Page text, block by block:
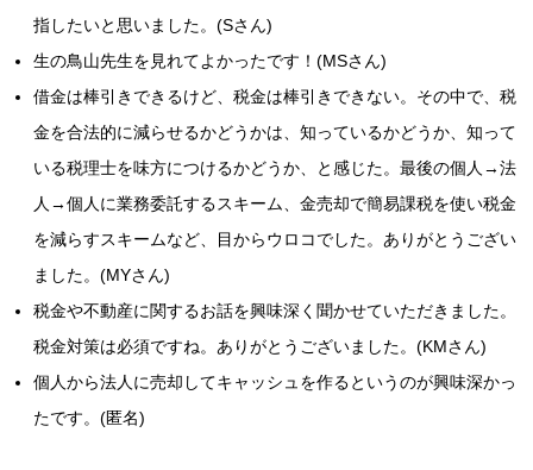
指したいと思いました。(Sさん)
生の鳥山先生を見れてよかったです！(MSさん)
借金は棒引きできるけど、税金は棒引きできない。その中で、税
金を合法的に減らせるかどうかは、知っているかどうか、知って
いる税理士を味方につけるかどうか、と感じた。最後の個人→法
人→個人に業務委託するスキーム、金売却で簡易課税を使い税金
を減らすスキームなど、目からウロコでした。ありがとうござい
ました。(MYさん)
税金や不動産に関するお話を興味深く聞かせていただきました。
税金対策は必須ですね。ありがとうございました。(KMさん)
個人から法人に売却してキャッシュを作るというのが興味深かっ
たです。(匿名)